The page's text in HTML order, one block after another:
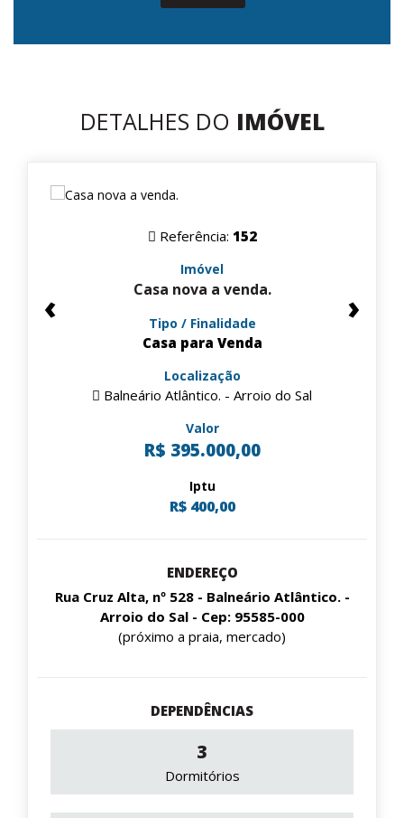
DETALHES DO IMÓVEL
‹ ›
Referência: 152
Imóvel
Casa nova a venda.
Tipo / Finalidade
Casa para Venda
Localização
Balneário Atlântico. - Arroio do Sal
Valor
R$ 395.000,00
Iptu
R$ 400,00
ENDEREÇO
Rua Cruz Alta, nº 528 - Balneário Atlântico. -
Arroio do Sal - Cep: 95585-000
(próximo a praia, mercado)
DEPENDÊNCIAS
3
Dormitórios